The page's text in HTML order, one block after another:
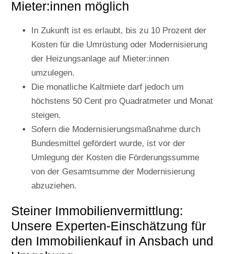
Mieter:innen möglich
In Zukunft ist es erlaubt, bis zu 10 Prozent der
Kosten für die Umrüstung oder Modernisierung
der Heizungsanlage auf Mieter:innen
umzulegen.
Die monatliche Kaltmiete darf jedoch um
höchstens 50 Cent pro Quadratmeter und Monat
steigen.
Sofern die Modernisierungsmaßnahme durch
Bundesmittel gefördert wurde, ist vor der
Umlegung der Kosten die Förderungssumme
von der Gesamtsumme der Modernisierung
abzuziehen.
Steiner Immobilienvermittlung:
Unsere Experten-Einschätzung für
den Immobilienkauf in Ansbach und